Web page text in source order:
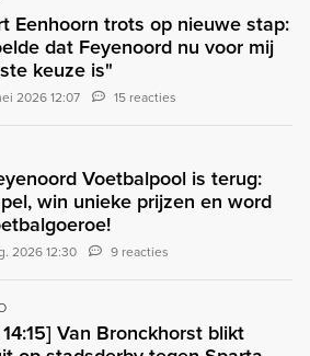
Eenhoorn trots op nieuwe stap:
dat Feyenoord nu voor mij
keuze is"
2026 12:07 15 reacties
Voetbalpool is terug:
win unieke prijzen en word
2026 12:30 9 reacties
Van Bronckhorst blikt